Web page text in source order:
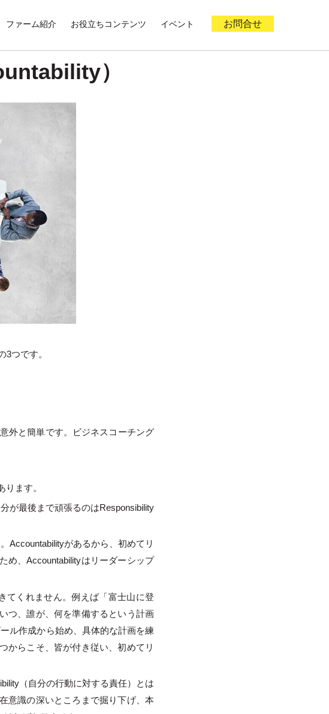
ファーム紹介 お役立ちコンテンツ イベント お問合せ
）
つです。
外と簡単です。ビジネスコーチング
ます。
が最後まで頑張るのはResponsibility
Accountabilityがあるから、初めてリ
め、Accountabilityはリーダーシップ
てくれません。例えば「富士山に登
つ、誰が、何を準備するという計画
ル作成から始め、具体的な計画を練
からこそ、皆が付き従い、初めてリ
（自分の行動に対する責任）とは
意識の深いところまで掘り下げ、本